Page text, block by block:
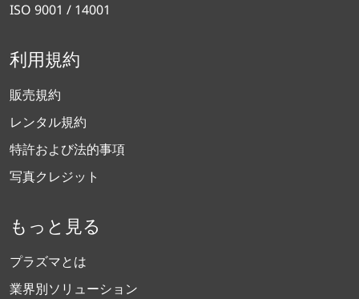
ISO 9001 / 14001
利用規約
販売規約
レンタル規約
特許および法的事項
写真クレジット
もっと見る
プラズマとは
業界別ソリューション